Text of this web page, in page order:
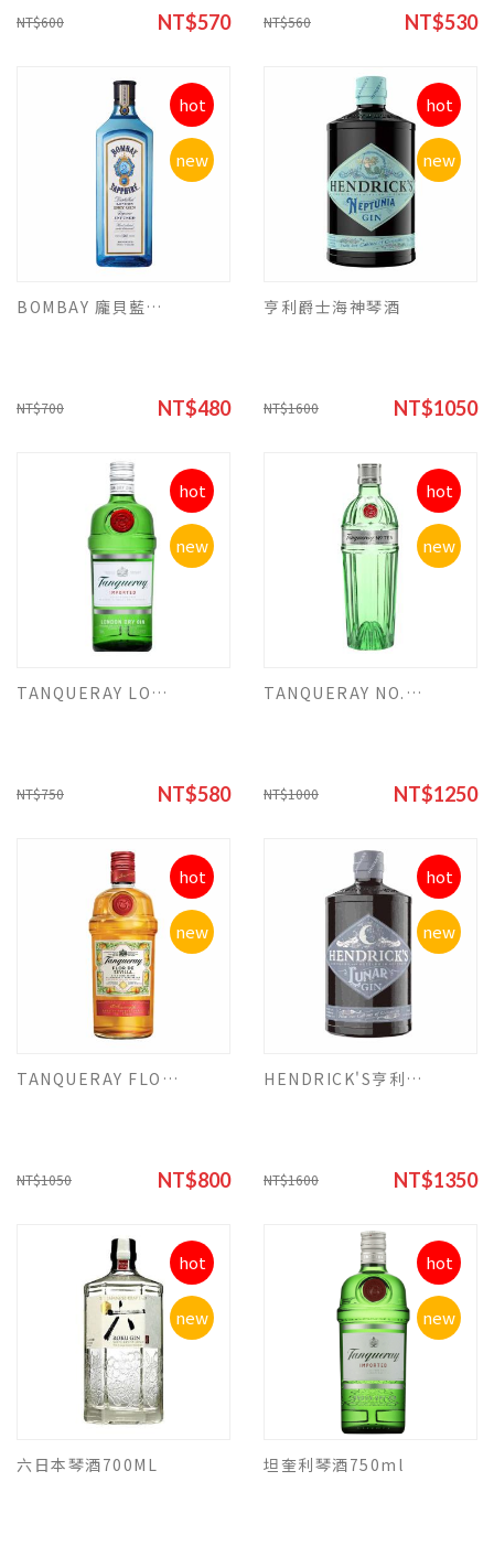
NT$600 NT$570 NT$560 NT$530
hot
new
BOMBAY 龐貝藍鑽琴酒750L
NT$700 NT$480
hot
new
亨利爵士海神琴酒
NT$1600 NT$1050
hot
new
TANQUERAY LONDON DRY GIN 坦奎瑞 琴酒
NT$750 NT$580
hot
new
TANQUERAY NO.10 GIN 坦奎瑞 NO.10琴酒
NT$1000 NT$1250
hot
new
TANQUERAY FLOR DE SEVILLA GIN 坦奎瑞 柑橘風味琴酒
NT$1050 NT$800
hot
new
HENDRICK'S亨利爵士月神琴酒(裸)700ML
NT$1600 NT$1350
hot
new
六日本琴酒700ML
hot
new
坦奎利琴酒750ml